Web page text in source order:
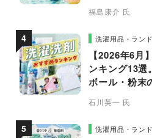
福島康介 氏
洗濯用品・ラン
【2026年6月
ンキング13
ボール・粉末
石川英一 氏
洗濯用品・ラン